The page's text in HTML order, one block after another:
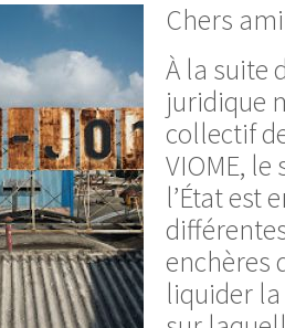
Chers
À la suite
juridique
collectif
VIOME,
l’État est
enchères
liquider